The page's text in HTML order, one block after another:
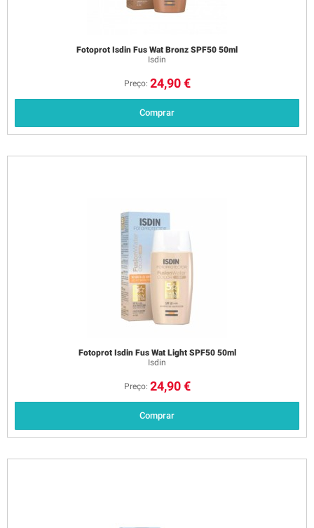
Fotoprot Isdin Fus Wat Bronz SPF50 50ml
Isdin
Preço: 24,90 €
Comprar
Fotoprot Isdin Fus Wat Light SPF50 50ml
Isdin
Preço: 24,90 €
Comprar